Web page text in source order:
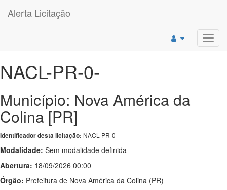
Alerta Licitação
NACL-PR-0-
Município: Nova América da
Colina [PR]
Identificador desta licitação: NACL-PR-0-
Modalidade: Sem modalidade definida
Abertura: 18/09/2026 00:00
Órgão: Prefeitura de Nova América da Colina (PR)